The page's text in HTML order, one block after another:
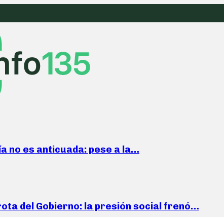
no es anticuada: pese a la…
del Gobierno: la presión social frenó…